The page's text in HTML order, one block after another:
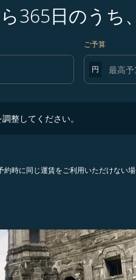
365日のうち
ご予算
円
整してください。
時に同じ運賃をご利用いただけな